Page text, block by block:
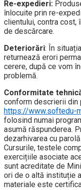
Re-expedieri:
înlocuite prin re-
clientului, contra cost,
de descărcare.
Deteriorări: În
returnează erori
cerere, după ce vom
problemă.
Conformitate
conform descrierii din
https://www.softedu-
folosind numai
asumă răspunderea.
dezarhivarea cu
Cursurile, testele
exercițiile asociate
sunt acreditate de
ori de o altă instituție
materiale este